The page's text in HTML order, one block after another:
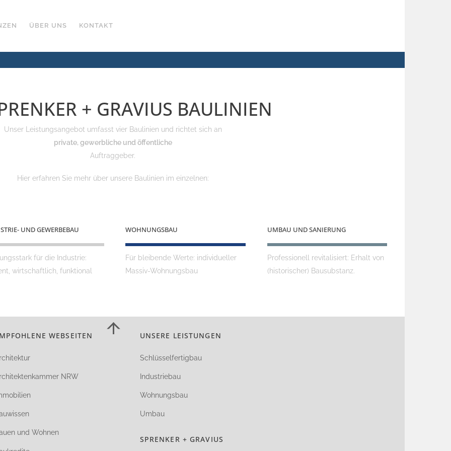
ÜBER UNS KONTAKT
+ GRAVIUS BAULINIEN
Unser Leistungsangebot umfasst vier Baulinien und richtet sich an
private, gewerbliche und öffentliche
Auftraggeber.
Hier erfahren Sie mehr über unsere Baulinien im einzelnen:
UND GEWERBEBAU
für die Industrie:
wirtschaftlich, funktional
WOHNUNGSBAU
Für bleibende Werte: individueller
Massiv-Wohnungsbau
UMBAU UND SANIERUNG
Professionell revitalisiert: Erhalt von
(historischer) Bausubstanz.
Back
WEBSEITEN
NRW
und Wohnen
UNSERE LEISTUNGEN
Schlüsselfertigbau
Industriebau
Wohnungsbau
Umbau
SPRENKER + GRAVIUS